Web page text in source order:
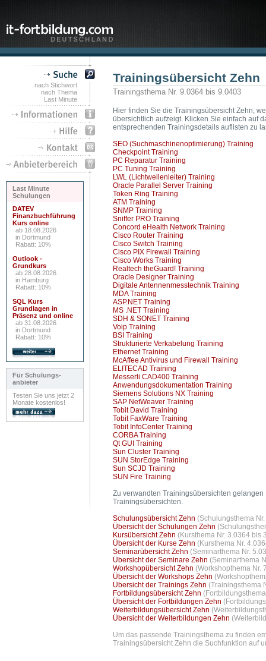
nach Stichwort
nach Thema
Last Minute
Last Minute
Schulungen
DATEV
Finanzbuchführung
Kurs online
ab 18.08.2026
in Dortmund
Rabatt: 10%
Outlook -
Grundkurs
ab 28.08.2026
in Hamburg
Rabatt: 10%
SQL Kurs
Grundlagen in
Präsenz und online
ab 31.08.2026
in Dortmund
Rabatt: 10%
Für Schulungs-
anbieter
Testen Sie uns jetzt 2
Monate kostenlos!
Trainingsübersicht Zehn
Trainingsthema Nr. 9.0364 bis 9.0403
Hier finden Sie die Trainingsübersicht Zehn,
übersichtlich aufzeigt. Klicken Sie einfach auf
entsprechenden Trainingsdetails auflisten zu
SEO (Suchmaschinenoptimierung) Training
Checkpoint Training
PC Reparatur Training
PC Tuning Training
LWL (Lichtwellenleiter) Training
Oracle Parallel Server Training
Token Ring Training
ATM Training
SNMP Training
Sniffer PRO Training
Concord eHealth Network Training
Cisco Router Training
Cisco Switch Training
Cisco PIX Firewall Training
Cisco Works Training
Realtech theGuard! Training
Oracle Designer Training
Digitale Antennenmesstechnik Training
MDA Training
ASP.NET Training
MS .NET Training
SDH & SONET Training
Voip Training
BSI Training
Strukturierte Verkabelung Training
Ethernet Training
McAffee Antivirus und Firewall Training
ELITECAD Training
Messerli CAD400 Training
Anwendungsdokumentation Training
Siemens Solutions NX Training
SAP NetWeaver Training
Tobit David Training
Tobit FaxWare Training
Tobit InfoCenter Training
CORBA Training
Qt GUI Training
Sun Cluster Training
SUN StorEdge Training
Sun SCJD Training
SUN Fire Training
Zu verwandten Trainingsübersichten
Trainingsübersichten.
Schulungsübersicht Zehn (Schulungsthema
Übersicht der Schulungen Zehn
Kursübersicht Zehn (Kursthema Nr. 3.0364 bis
Übersicht der Kurse Zehn (Kursthema Nr.
Seminarübersicht Zehn (Seminarthema Nr.
Übersicht der Seminare Zehn (Seminarthema
Workshopübersicht Zehn (Workshopthema Nr.
Übersicht der Workshops Zehn
Übersicht der Trainings Zehn (Trainingsthema
Fortbildungsübersicht Zehn
Übersicht der Fortbildungen Zehn
Weiterbildungsübersicht Zehn
Übersicht der Weiterbildungen Zehn
Um das passende Trainingsthema zu finden
Trainingsübersicht Zehn die Suchfunktion auf